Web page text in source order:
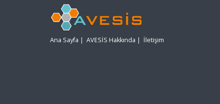
Ana Sayfa | AVESİS Hakkında | İletişim